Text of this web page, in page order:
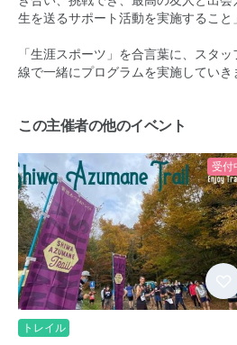
生を送るサポート活動を実施すること」
「生涯スポーツ」を合言葉に、スタ
線で一緒にプログラムを実施していき
この主催者の他のイベント
受付
トレイル